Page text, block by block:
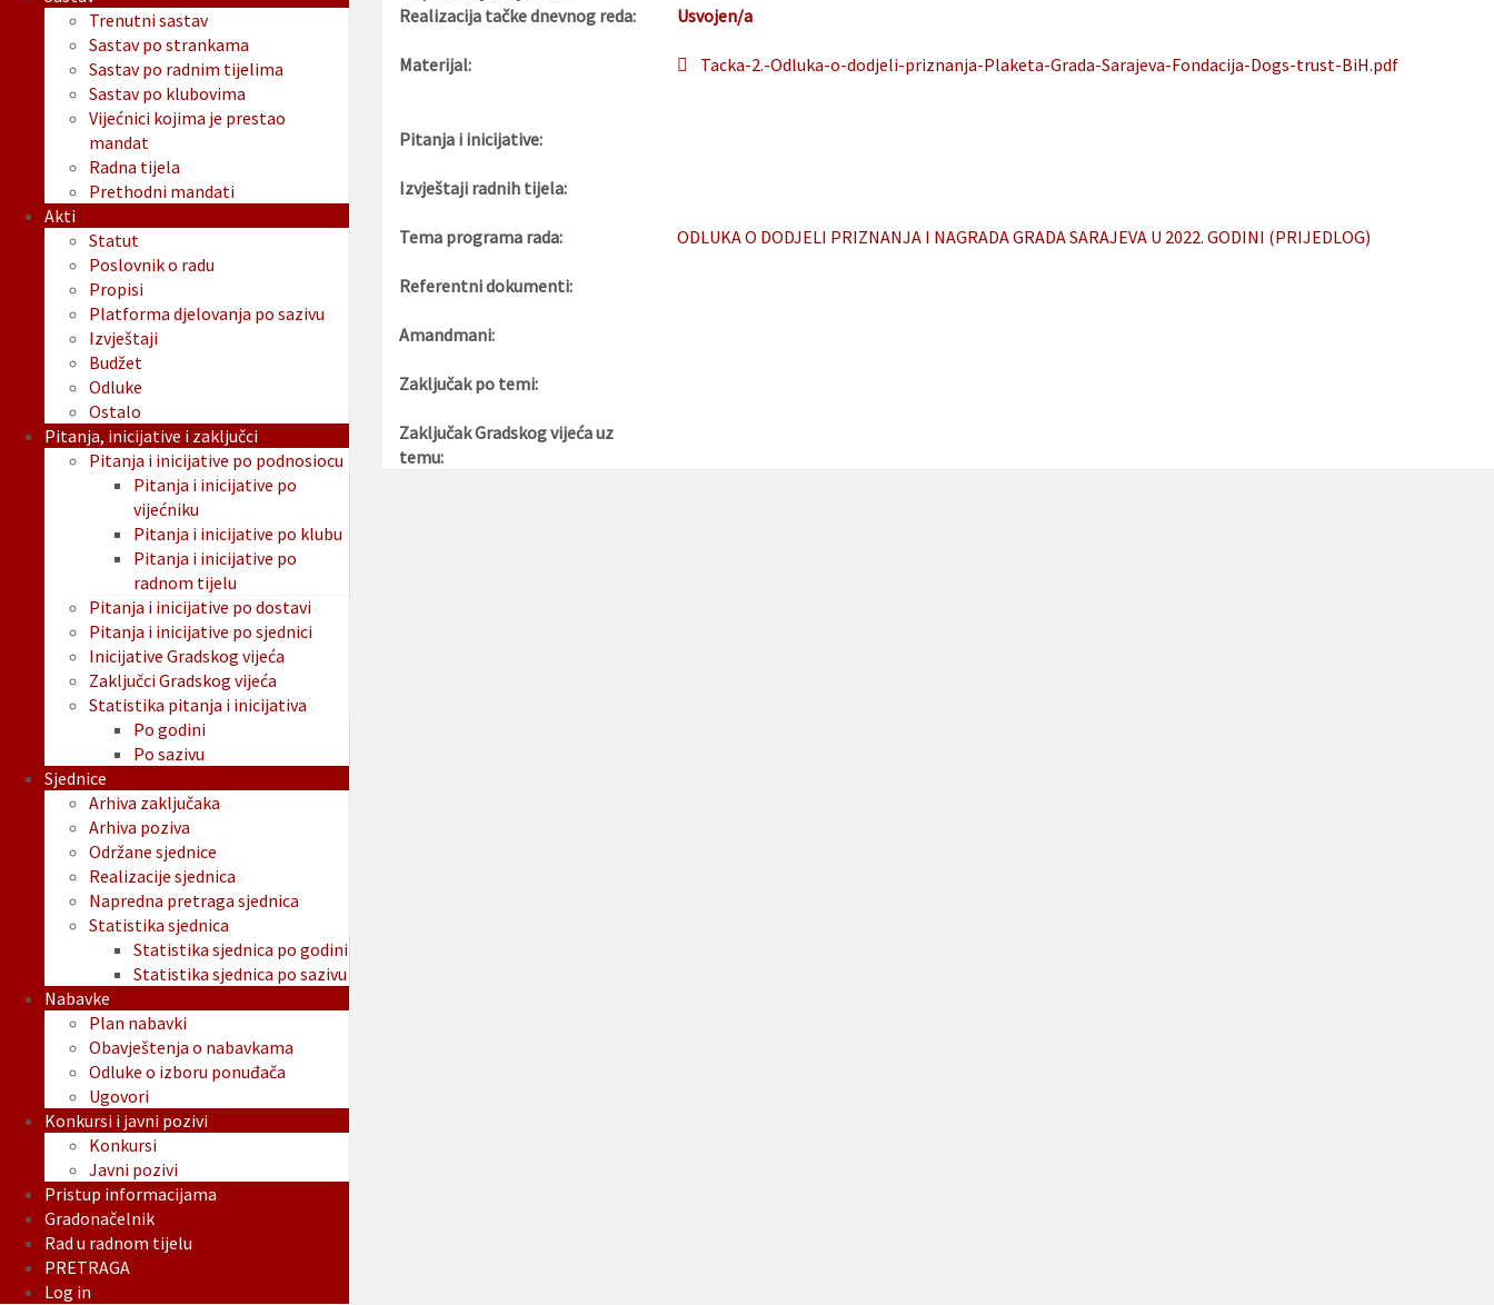
Realizacija tačke dnevnog reda:
Usvojen/a
Materijal: Tacka-2.-Odluka-o-dodjeli-priznanja-Plaketa-Grada-Sarajeva-Fondacija-Dogs-trust-BiH.pdf
Pitanja i inicijative:
Izvještaji radnih tijela:
Tema programa rada: ODLUKA O DODJELI PRIZNANJA I NAGRADA GRADA SARAJEVA U 2022. GODINI (PRIJEDLOG)
Referentni dokumenti:
Amandmani:
Zaključak po temi:
Zaključak Gradskog vijeća uz
temu:
Trenutni sastav
Sastav po strankama
Sastav po radnim tijelima
Sastav po klubovima
Vijećnici kojima je prestao
mandat
Radna tijela
Prethodni mandati
Akti
Statut
Poslovnik o radu
Propisi
Platforma djelovanja po sazivu
Izvještaji
Budžet
Odluke
Ostalo
Pitanja, inicijative i zaključci
Pitanja i inicijative po podnosiocu
Pitanja i inicijative po
vijećniku
Pitanja i inicijative po klubu
Pitanja i inicijative po
radnom tijelu
Pitanja i inicijative po dostavi
Pitanja i inicijative po sjednici
Inicijative Gradskog vijeća
Zaključci Gradskog vijeća
Statistika pitanja i inicijativa
Po godini
Po sazivu
Sjednice
Arhiva zaključaka
Arhiva poziva
Održane sjednice
Realizacije sjednica
Napredna pretraga sjednica
Statistika sjednica
Statistika sjednica po godini
Statistika sjednica po sazivu
Nabavke
Plan nabavki
Obavještenja o nabavkama
Odluke o izboru ponuđača
Ugovori
Konkursi i javni pozivi
Konkursi
Javni pozivi
Pristup informacijama
Gradonačelnik
Rad u radnom tijelu
PRETRAGA
Log in